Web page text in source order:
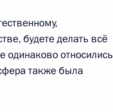
будете делать всё
одинаково относились
также была